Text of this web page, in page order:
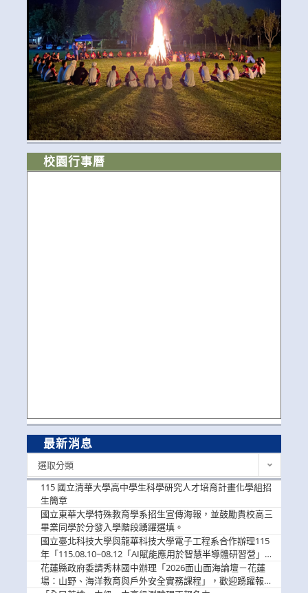
校園行事曆
最新消息
選取分類
115 國立清華大學高中學生科學研究人才培育計畫化學組招
生簡章
國立東華大學特殊教育學系招生宣傳海報，並鼓勵貴校高三
畢業同學於分發入學階段踴躍選填。
國立臺北科技大學與龍華科技大學電子工程系合作辦理115
年「115.08.10~08.12「AI賦能應用於智慧半導體研習營」，
歡迎學生踴躍報名參加
花蓮縣政府委請秀林國中辦理「2026面山面海論壇－花蓮
場：山野、海洋教育與戶外安全實務課程」，歡迎踴躍報名